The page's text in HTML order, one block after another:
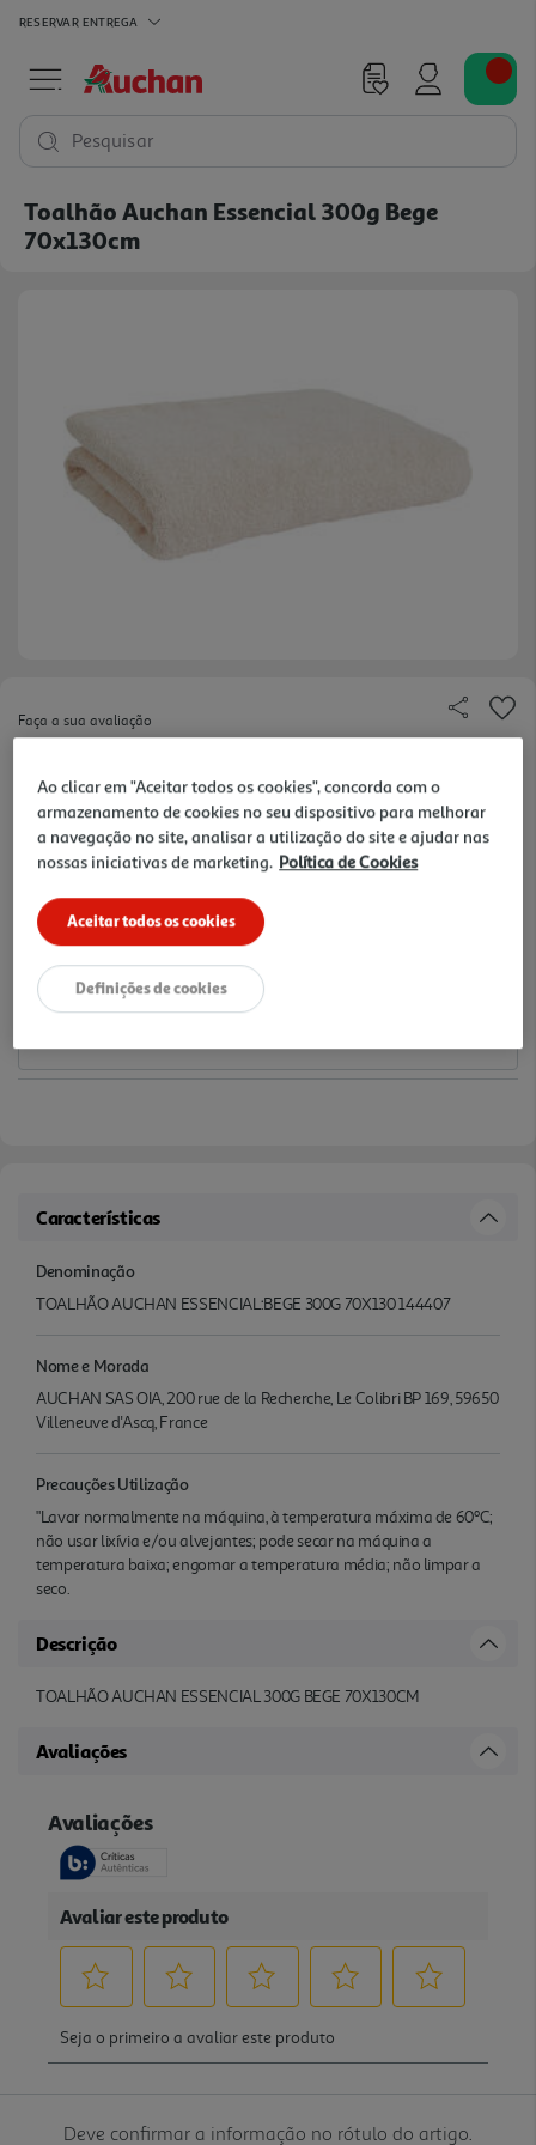
RESERVAR ENTREGA
Pesquisar
Toalhão Auchan Essencial 300g Bege
70x130cm
Faça a sua avaliação
5.99 €/un
5,99 €
Características
Denominação
TOALHÃO AUCHAN ESSENCIAL:BEGE 300G 70X130 144407
Nome e Morada
AUCHAN SAS OIA, 200 rue de la Recherche, Le Colibri BP 169, 59650
Villeneuve d'Ascq, France
Precauções Utilização
"Lavar normalmente na máquina, à temperatura máxima de 60ºC;
não usar lixívia e/ou alvejantes; pode secar na máquina a
temperatura baixa; engomar a temperatura média; não limpar a
seco.
Descrição
TOALHÃO AUCHAN ESSENCIAL 300G BEGE 70X130CM
Avaliações
Deve confirmar a informação no rótulo do artigo.
Ao clicar em "Aceitar todos os cookies", concorda com o
armazenamento de cookies no seu dispositivo para melhorar
a navegação no site, analisar a utilização do site e ajudar nas
nossas iniciativas de marketing. Política de Cookies
Aceitar todos os cookies
Definições de cookies